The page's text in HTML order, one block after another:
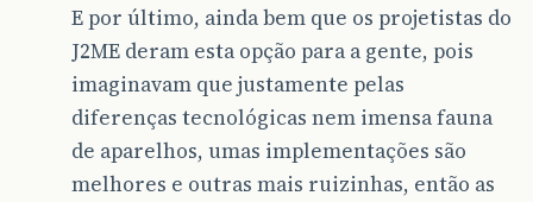
E por último, ainda bem que os projetistas do
J2ME deram esta opção para a gente, pois
imaginavam que justamente pelas
diferenças tecnológicas nem imensa fauna
de aparelhos, umas implementações são
melhores e outras mais ruizinhas, então as